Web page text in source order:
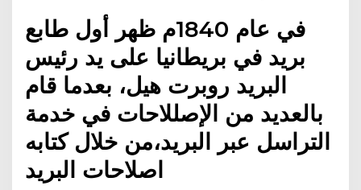
في عام 1840م ظهر أول طابع
بريد في بريطانيا على يد رئيس
البريد روبرت هيل، بعدما قام
بالعديد من الإصللاحات في خدمة
التراسل عبر البريد،من خلال كتابه
اصلاحات البريد